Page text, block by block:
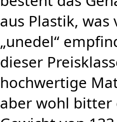
aus Plastik,
„unedel“
dieser
hochwertige
aber wohl bitter